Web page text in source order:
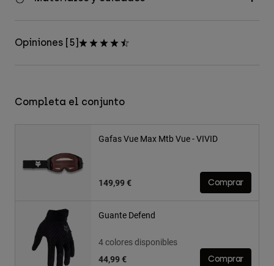
Opiniones [5]
Completa el conjunto
Gafas Vue Max Mtb Vue - VIVID
149,99 € Comprar
Guante Defend
4 colores disponibles
44,99 €
Comprar